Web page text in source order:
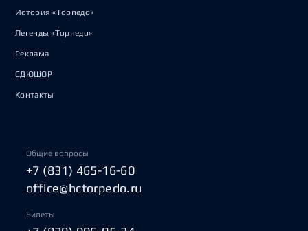
История «Торпедо»
Легенды «Торпедо»
Реклама
СДЮШОР
Контакты
Общие вопросы
+7 (831) 465-16-60
office@hctorpedo.ru
Билеты